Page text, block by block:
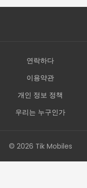
연락하다
이용약관
개인 정보 정책
우리는 누구인가
© 2026 Tik Mobiles